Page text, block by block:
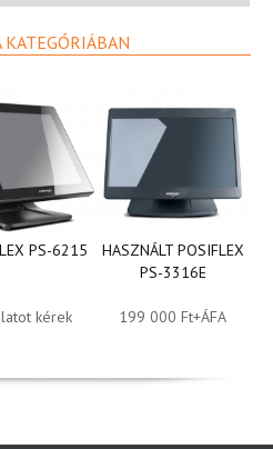
PS-6215
kérek
HASZNÁLT POSIFLEX
PS-3316E
199 000 Ft+ÁFA